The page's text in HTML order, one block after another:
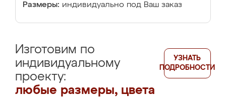
Размеры: индивидуально под Ваш заказ
Изготовим по
индивидуальному
проекту:
любые размеры, цвета
УЗНАТЬ
ПОДРОБНОСТИ